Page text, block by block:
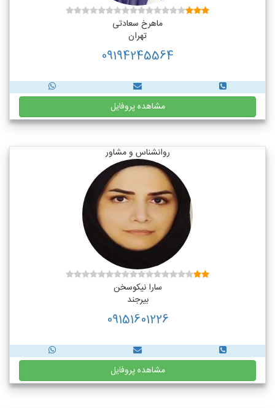
ماهرخ سعادتی
تهران
09194245564
مشاهده پروفایل
روانشناس و مشاور
سارا نیکوسخن
بیرجند
09151601226
مشاهده پروفایل